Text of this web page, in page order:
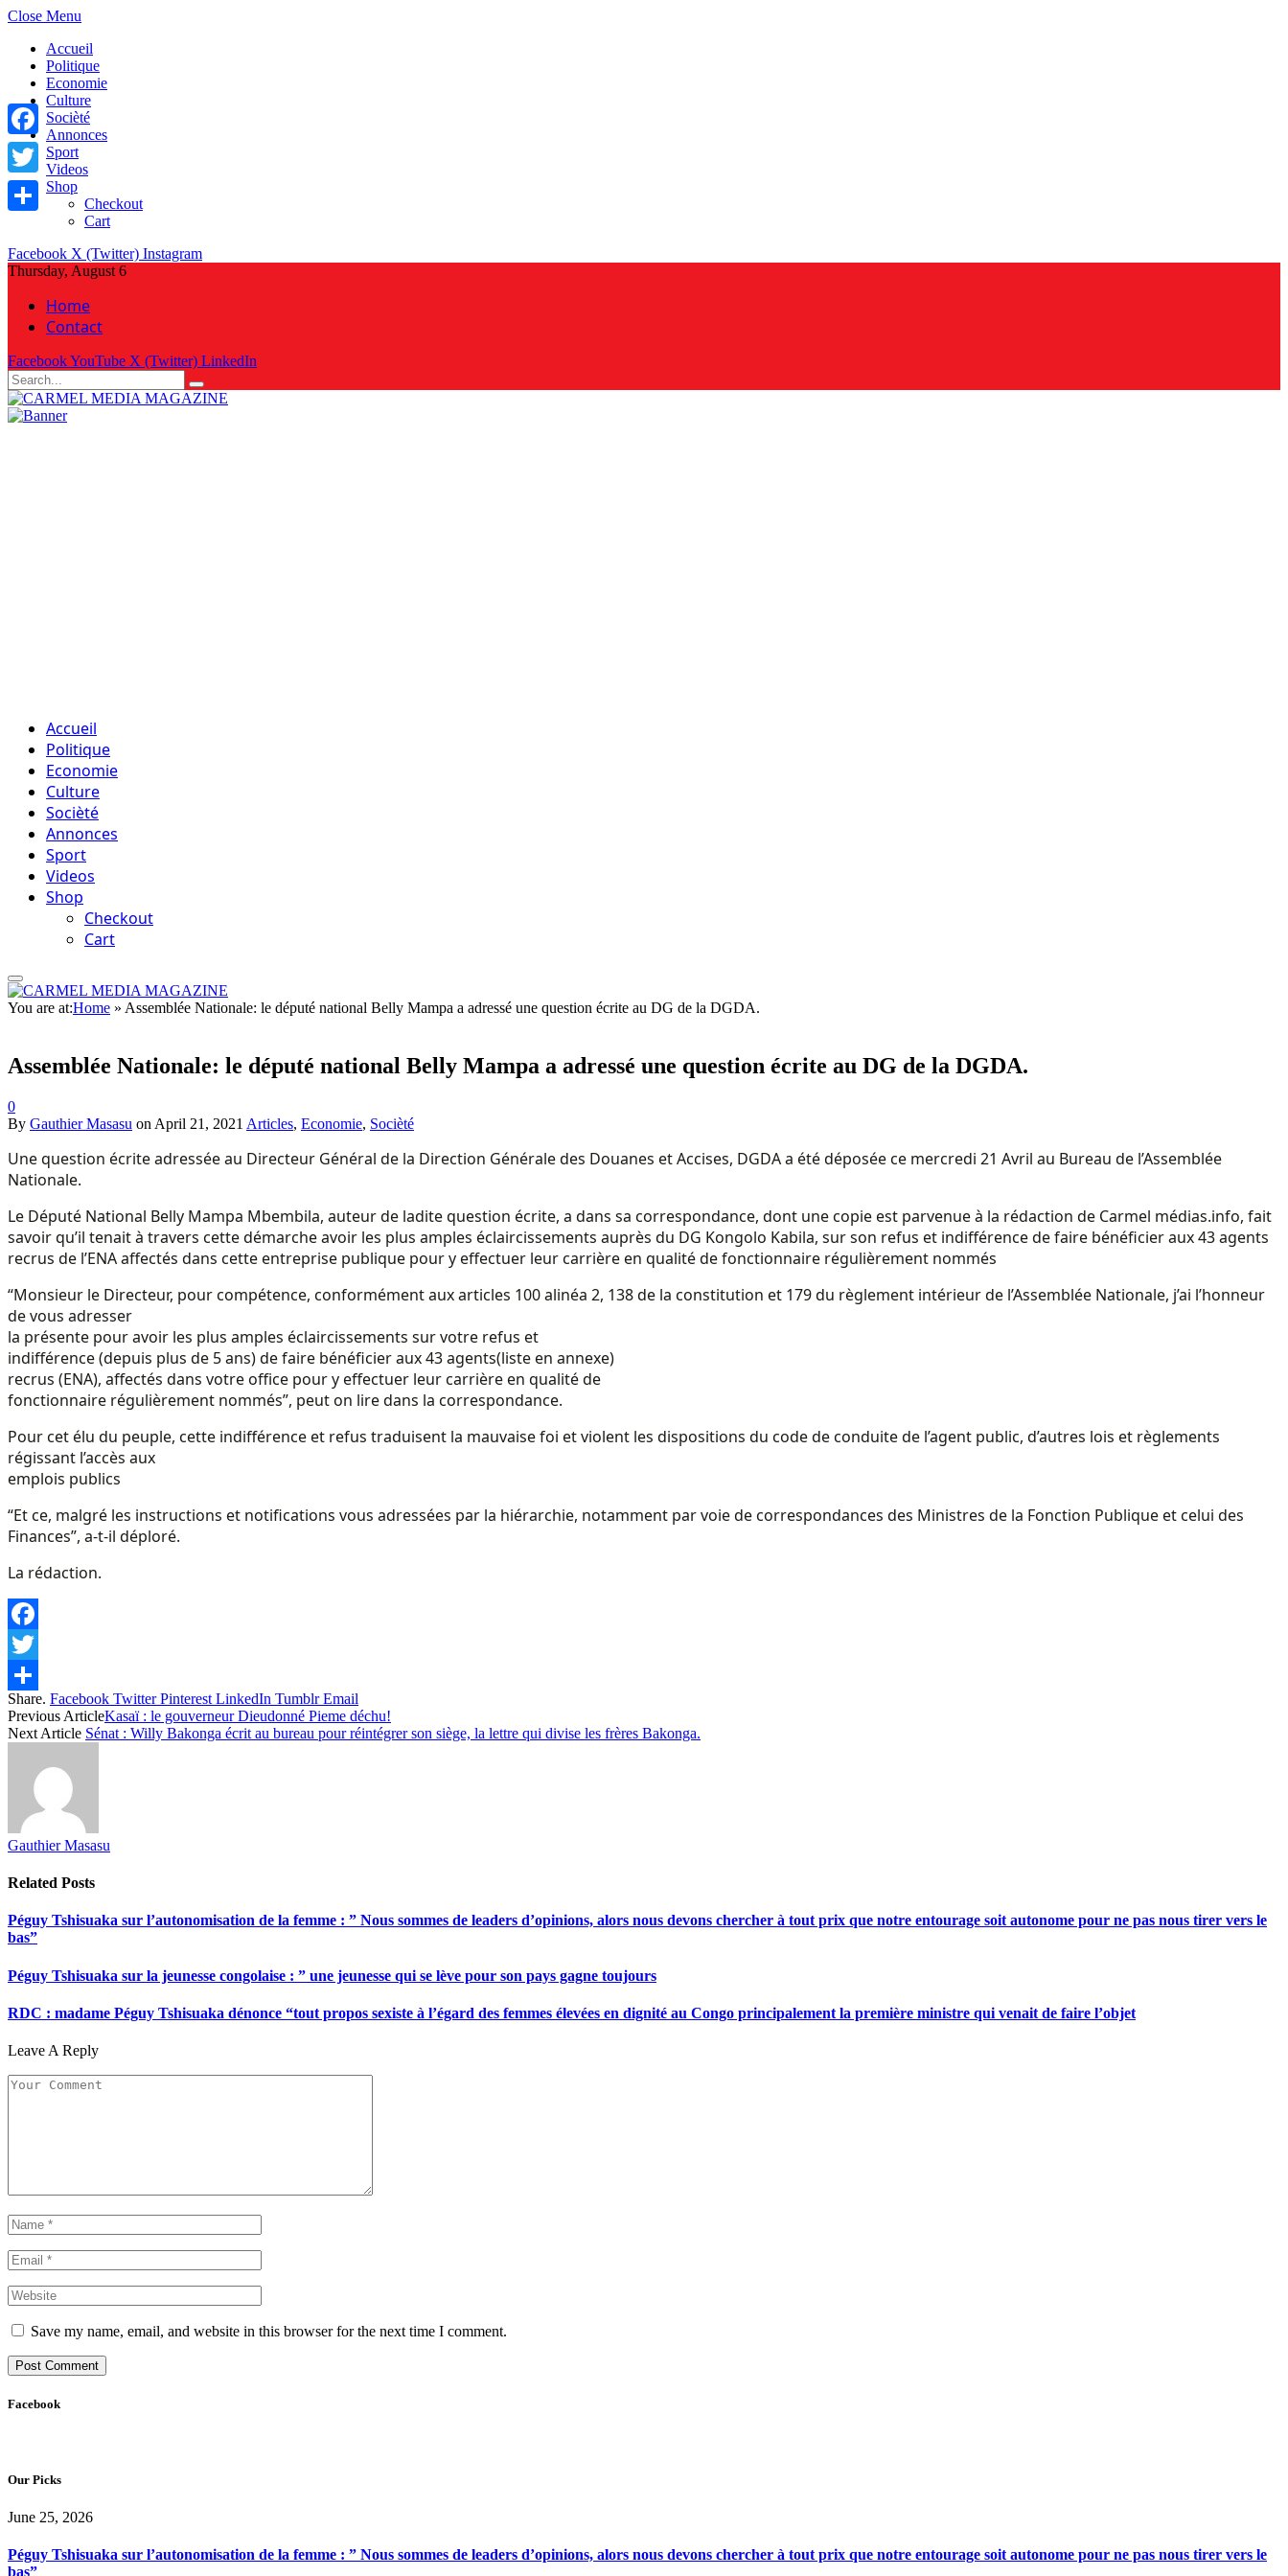
Close Menu
Accueil
Politique
Economie
Culture
Socièté
Annonces
Sport
Videos
Shop
Checkout
Cart
Facebook X (Twitter) Instagram
Thursday, August 6
Home
Contact
FacebookYouTube X (Twitter) LinkedIn
Accueil
Politique
Economie
Culture
Socièté
Annonces
Sport
Videos
Shop
Checkout
Cart
You are at:Home » Assemblée Nationale: le député national Belly Mampa a adressé une question écrite au DG de la DGDA.
Assemblée Nationale: le député national Belly Mampa a adressé une question écrite au DG de la DGDA.
0
By Gauthier Masasu on April 21, 2021 Articles, Economie, Socièté
Une question écrite adressée au Directeur Général de la Direction Générale des Douanes et Accises, DGDA a été déposée ce mercredi 21 Avril au Bureau de l’Assemblée
Nationale.
Le Député National Belly Mampa Mbembila, auteur de ladite question écrite, a dans sa correspondance, dont une copie est parvenue à la rédaction de Carmel médias.info, fait
savoir qu’il tenait à travers cette démarche avoir les plus amples éclaircissements auprès du DG Kongolo Kabila, sur son refus et indifférence de faire bénéficier aux 43 agents
recrus de l’ENA affectés dans cette entreprise publique pour y effectuer leur carrière en qualité de fonctionnaire régulièrement nommés
“Monsieur le Directeur, pour compétence, conformément aux articles 100 alinéa 2, 138 de la constitution et 179 du règlement intérieur de l’Assemblée Nationale, j’ai l’honneur
de vous adresser
la présente pour avoir les plus amples éclaircissements sur votre refus et
indifférence (depuis plus de 5 ans) de faire bénéficier aux 43 agents(liste en annexe)
recrus (ENA), affectés dans votre office pour y effectuer leur carrière en qualité de
fonctionnaire régulièrement nommés”, peut on lire dans la correspondance.
Pour cet élu du peuple, cette indifférence et refus traduisent la mauvaise foi et violent les dispositions du code de conduite de l’agent public, d’autres lois et règlements
régissant l’accès aux
emplois publics
“Et ce, malgré les instructions et notifications vous adressées par la hiérarchie, notamment par voie de correspondances des Ministres de la Fonction Publique et celui des
Finances”, a-t-il déploré.
La rédaction.
Facebook
Twitter
Share
Share. Facebook Twitter Pinterest LinkedIn Tumblr Email
Previous ArticleKasaï : le gouverneur Dieudonné Pieme déchu!
Next Article Sénat : Willy Bakonga écrit au bureau pour réintégrer son siège, la lettre qui divise les frères Bakonga.
Gauthier Masasu
Related Posts
Péguy Tshisuaka sur l’autonomisation de la femme : ” Nous sommes de leaders d’opinions, alors nous devons chercher à tout prix que notre entourage soit autonome pour ne pas nous tirer vers le
bas”
Péguy Tshisuaka sur la jeunesse congolaise : ” une jeunesse qui se lève pour son pays gagne toujours
RDC : madame Péguy Tshisuaka dénonce “tout propos sexiste à l’égard des femmes élevées en dignité au Congo principalement la première ministre qui venait de faire l’objet
Leave A Reply
Save my name, email, and website in this browser for the next time I comment.
Facebook
Our Picks
June 25, 2026
Péguy Tshisuaka sur l’autonomisation de la femme : ” Nous sommes de leaders d’opinions, alors nous devons chercher à tout prix que notre entourage soit autonome pour ne pas nous tirer vers le
bas”
Facebook
Twitter